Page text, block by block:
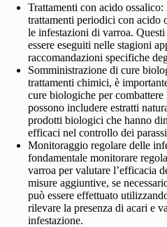
Trattamenti con acido
trattamenti periodici con acido
le infestazioni di varroa.
essere eseguiti nelle stagioni
raccomandazioni specifiche
Somministrazione di cure
trattamenti chimici, è
cure biologiche per combattere
possono includere estratti
prodotti biologici che hanno
efficaci nel controllo dei
Monitoraggio regolare delle
fondamentale monitorare
varroa per valutare l’efficacia
misure aggiuntive, se
può essere effettuato
rilevare la presenza di acari e
infestazione.